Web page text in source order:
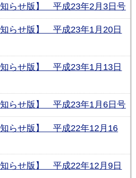
らせ版】 平成23年2月3日号
らせ版】 平成23年1月20日
らせ版】 平成23年1月13日
らせ版】 平成23年1月6日号
らせ版】 平成22年12月16
らせ版】 平成22年12月9日